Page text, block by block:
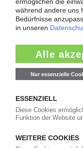
KUNSTSTOFFE
Europäische
nach Corona-
europäischen
Parlamentarier